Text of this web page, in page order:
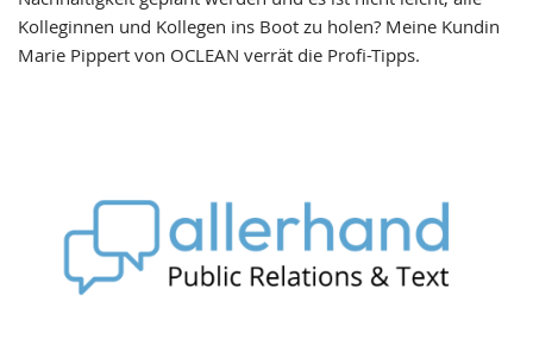
Kolleginnen und Kollegen ins Boot zu holen? Meine Kundin
Marie Pippert von OCLEAN verrät die Profi-Tipps.